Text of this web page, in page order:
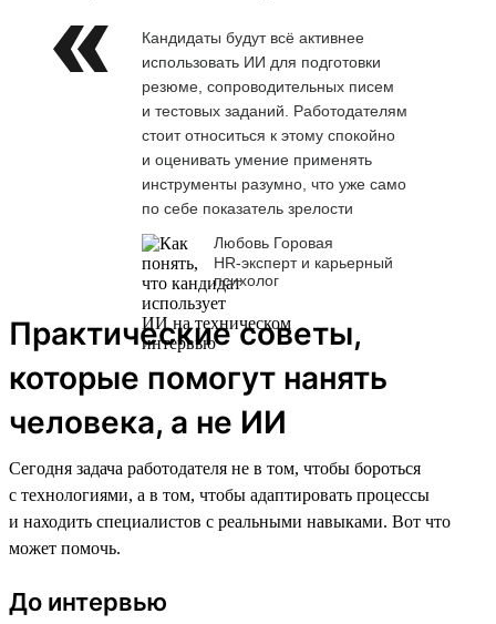
Кандидаты будут всё активнее
использовать ИИ для подготовки
резюме, сопроводительных писем
и тестовых заданий. Работодателям
стоит относиться к этому спокойно
и оценивать умение применять
инструменты разумно, что уже само
по себе показатель зрелости
Любовь Горовая
HR-эксперт и карьерный
психолог
Практические советы,
которые помогут нанять
человека, а не ИИ
Сегодня задача работодателя не в том, чтобы бороться
с технологиями, а в том, чтобы адаптировать процессы
и находить специалистов с реальными навыками. Вот что
может помочь.
До интервью